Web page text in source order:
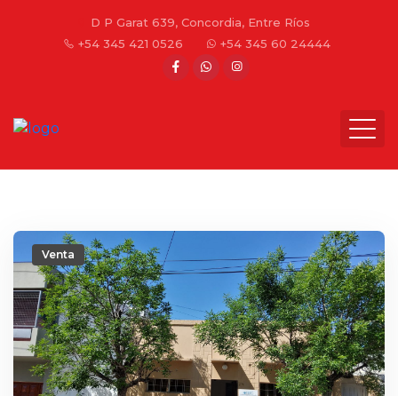
D P Garat 639, Concordia, Entre Ríos
+54 345 421 0526
+54 345 60 24444
Venta